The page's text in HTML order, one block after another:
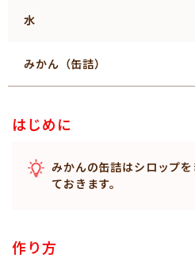
水
みかん（缶詰）
はじめに
みかんの缶詰はシロップ
ておきます。
作り方